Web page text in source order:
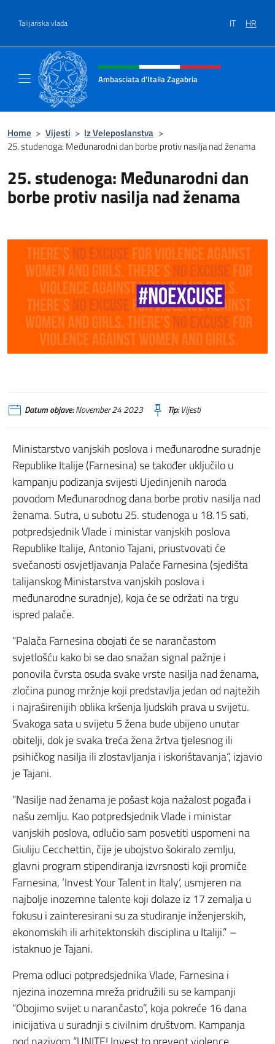
Talijanska vlada IT HR
Header, social and menu of site
Ambasciata d'Italia Zagabria
Home > Vijesti > Iz Veleposlanstva >
25. studenoga: Međunarodni dan borbe protiv nasilja nad ženama
25. studenoga: Međunarodni dan
borbe protiv nasilja nad ženama
Datum objave:November 24 2023 Tip:Vijesti
Ministarstvo vanjskih poslova i međunarodne suradnje
Republike Italije (Farnesina) se također uključilo u
kampanju podizanja svijesti Ujedinjenih naroda
povodom Međunarodnog dana borbe protiv nasilja nad
ženama. Sutra, u subotu 25. studenoga u 18.15 sati,
potpredsjednik Vlade i ministar vanjskih poslova
Republike Italije, Antonio Tajani, priustvovati će
svečanosti osvjetljavanja Palače Farnesina (sjedišta
talijanskog Ministarstva vanjskih poslova i
međunarodne suradnje), koja će se održati na trgu
ispred palače.
“Palača Farnesina obojati će se narančastom
svjetlošću kako bi se dao snažan signal pažnje i
ponovila čvrsta osuda svake vrste nasilja nad ženama,
zločina punog mržnje koji predstavlja jedan od najtežih
i najraširenijih oblika kršenja ljudskih prava u svijetu.
Svakoga sata u svijetu 5 žena bude ubijeno unutar
obitelji, dok je svaka treća žena žrtva tjelesnog ili
psihičkog nasilja ili zlostavljanja i iskorištavanja“, izjavio
je Tajani.
“Nasilje nad ženama je pošast koja nažalost pogađa i
našu zemlju. Kao potpredsjednik Vlade i ministar
vanjskih poslova, odlučio sam posvetiti uspomeni na
Giuliju Cecchettin, čije je ubojstvo šokiralo zemlju,
glavni program stipendiranja izvrsnosti koji promiče
Farnesina, ‘Invest Your Talent in Italy’, usmjeren na
najbolje inozemne talente koji dolaze iz 17 zemalja u
fokusu i zainteresirani su za studiranje inženjerskih,
ekonomskih ili arhitektonskih disciplina u Italiji.” –
istaknuo je Tajani.
Prema odluci potpredsjednika Vlade, Farnesina i
njezina inozemna mreža pridružili su se kampanji
“Obojimo svijet u narančasto”, koja pokreće 16 dana
inicijativa u suradnji s civilnim društvom. Kampanja